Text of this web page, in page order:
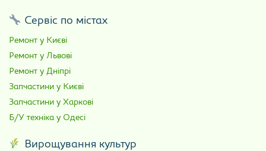
Сервіс по містах
Ремонт у Києві
Ремонт у Львові
Ремонт у Дніпрі
Запчастини у Києві
Запчастини у Харкові
Б/У техніка у Одесі
Вирощування культур